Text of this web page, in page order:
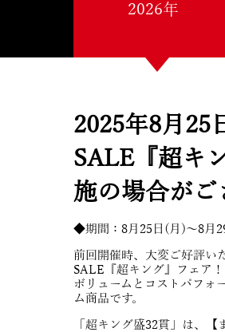
2026年
2025年8月25
SALE『超キ
施の場合がご
◆期間：8月25日(月)～8月
前回開催時、大変ご好評い
SALE『超キング』フェア！
ボリュームとコストパフォ
ム商品です。
「超キング盛32貫」は、